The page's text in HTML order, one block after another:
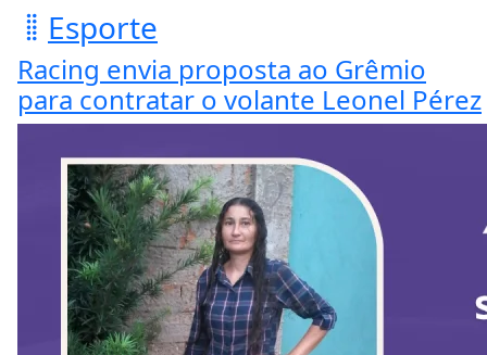
Esporte
Racing envia proposta ao Grêmio
para contratar o volante Leonel Pérez